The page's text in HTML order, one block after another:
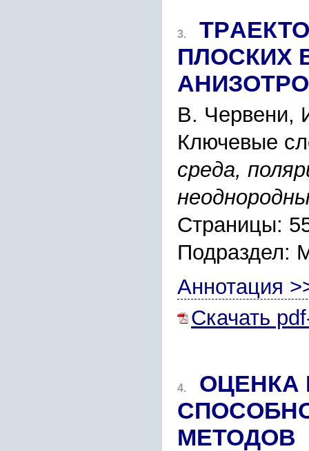
3.
ПЛОCКИX
В. Чеpвени,
Ключевые
cpеда,
Страницы:
Аннотация
Скачать
4.
МЕТОДОВ